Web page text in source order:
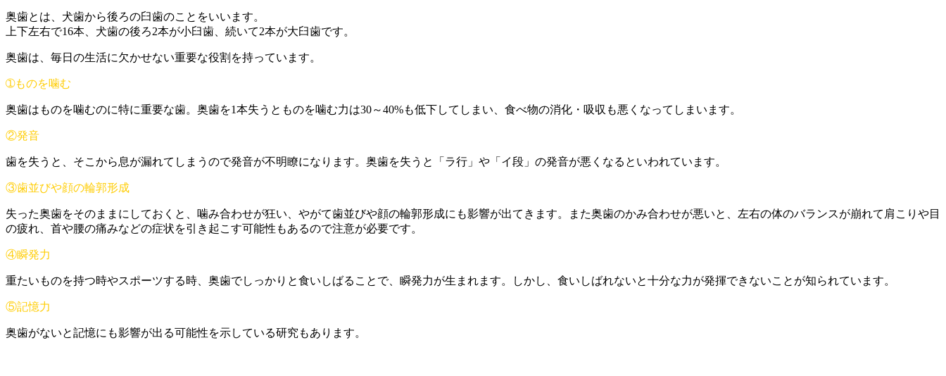
奥歯とは、犬歯から後ろの臼歯のことをいいます。
上下左右で16本、犬歯の後ろ2本が小臼歯、続いて2本が大臼歯です。
奥歯は、毎日の生活に欠かせない重要な役割を持っています。
➀ものを噛む
奥歯はものを噛むのに特に重要な歯。奥歯を1本失うとものを噛む力は30～40%も低下してしまい、食べ物の消化・吸収も悪くなってしまいます。
②発音
歯を失うと、そこから息が漏れてしまうので発音が不明瞭になります。奥歯を失うと「ラ行」や「イ段」の発音が悪くなるといわれています。
③歯並びや顔の輪郭形成
失った奥歯をそのままにしておくと、噛み合わせが狂い、やがて歯並びや顔の輪郭形成にも影響が出てきます。また奥歯のかみ合わせが悪いと、左右の体のバランスが崩れて肩こりや目
の疲れ、首や腰の痛みなどの症状を引き起こす可能性もあるので注意が必要です。
④瞬発力
重たいものを持つ時やスポーツする時、奥歯でしっかりと食いしばることで、瞬発力が生まれます。しかし、食いしばれないと十分な力が発揮できないことが知られています。
⑤記憶力
奥歯がないと記憶にも影響が出る可能性を示している研究もあります。